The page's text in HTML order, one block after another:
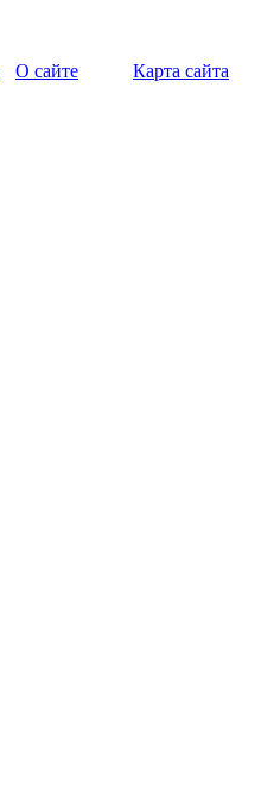
О сайте Карта сайта